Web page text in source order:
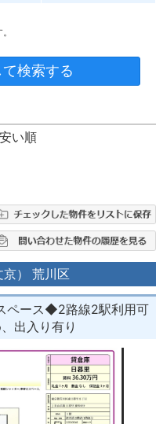
検索する
い順
） 荒川区
ペース◆2路線2駅利用可
出入り有り